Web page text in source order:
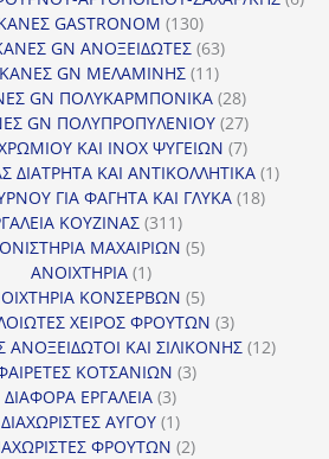
GASTRONOM 130130
προϊόντα
GN ΑΝΟΞΕΙΔΩΤΕΣ 6363
GN ΜΕΛΑΜΙΝΗΣ 1111
προϊόντα
GN ΠΟΛΥΚΑΡΜΠΟΝΙΚΑ 2828
προϊόντα
GN ΠΟΛΥΠΡΟΠΥΛΕΝΙΟΥ 2727
προϊόντα
ΚΑΙ INOX ΨΥΓΕΙΩΝ 77
προϊόντα
ΔΙΑΤΡΗΤΑ ΚΑΙ ΑΝΤΙΚΟΛΛΗΤΙΚΑ 11
ΓΙΑ ΦΑΓΗΤΑ ΚΑΙ ΓΛΥΚΑ 1818
ΚΟΥΖΙΝΑΣ 311311
προϊόντα
ΜΑΧΑΙΡΙΩΝ 55
ΑΝΟΙΧΤΗΡΙΑ 11
προϊόν
ΚΟΝΣΕΡΒΩΝ 55
προϊόντα
ΧΕΙΡΟΣ ΦΡΟΥΤΩΝ 33
προϊόντα
ΑΝΟΞΕΙΔΩΤΟΙ ΚΑΙ ΣΙΛΙΚΟΝΗΣ 1212
ΚΟΤΣΑΝΙΩΝ 33
ΔΙΑΦΟΡΑ ΕΡΓΑΛΕΙΑ 33
προϊόντα
ΔΙΑΧΩΡΙΣΤΕΣ ΑΥΓΟΥ 11
προϊόν
ΦΡΟΥΤΩΝ 22